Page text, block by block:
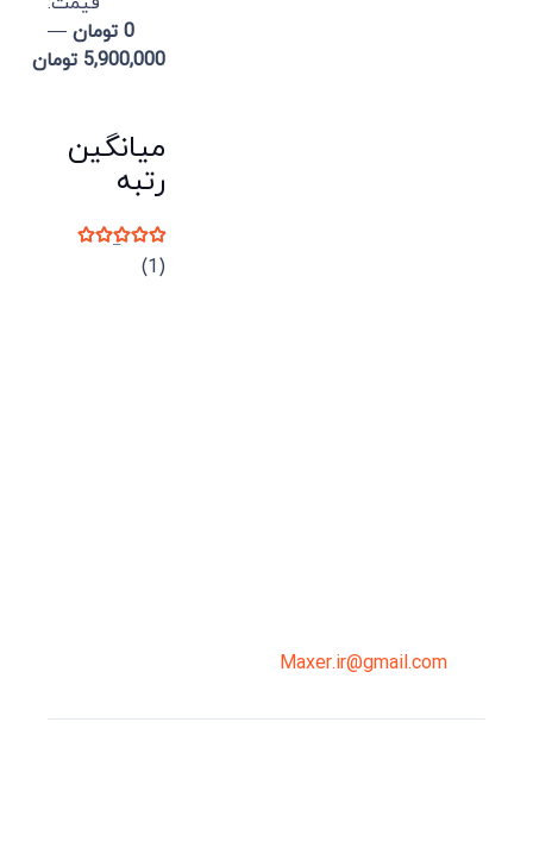
0 تومان
—
5,900,000 تومان
میانگین
رتبه
نمره(1)
Maxer.ir@gmail.com